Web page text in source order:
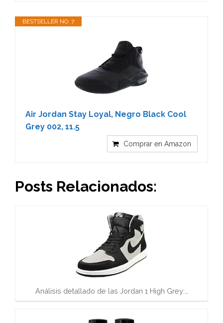
BESTSELLER NO. 7
Air Jordan Stay Loyal, Negro Black Cool
Grey 002, 11.5
Comprar en Amazon
Posts Relacionados:
Análisis detallado de las Jordan 1 High Grey:…